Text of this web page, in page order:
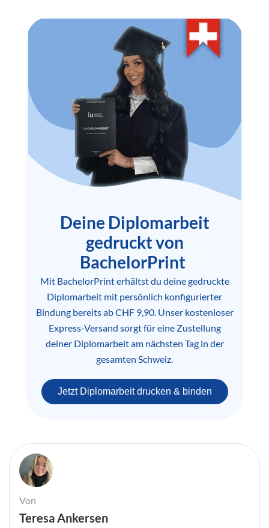
Deine Diplomarbeit
gedruckt von
BachelorPrint
Mit BachelorPrint erhältst du deine gedruckte
Diplomarbeit mit persönlich konfigurierter
Bindung bereits ab CHF 9,90. Unser kostenloser
Express-Versand sorgt für eine Zustellung
deiner Diplomarbeit am nächsten Tag in der
gesamten Schweiz.
Jetzt Diplomarbeit drucken & binden
Von
Teresa Ankersen